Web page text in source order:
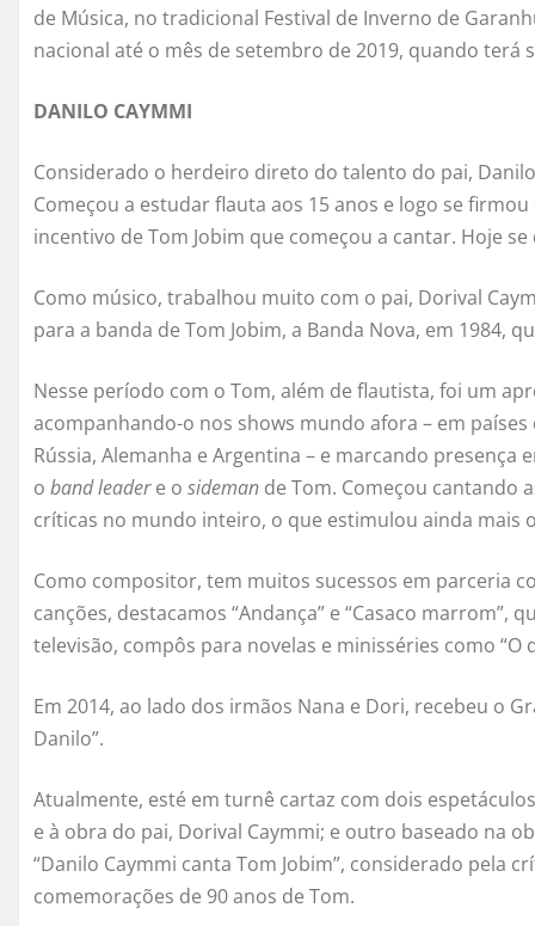
de Música, no tradicional Festival de Inverno de
nacional até o mês de setembro de 2019, quando
DANILO CAYMMI
Considerado o herdeiro direto do talento do pai,
Começou a estudar flauta aos 15 anos e logo se
incentivo de Tom Jobim que começou a cantar. Hoje
Como músico, trabalhou muito com o pai, Dorival
para a banda de Tom Jobim, a Banda Nova, em 1984,
Nesse período com o Tom, além de flautista, foi um
acompanhando-o nos shows mundo afora – em
Rússia, Alemanha e Argentina – e marcando
o band leadere o sideman de Tom. Começou cantando
críticas no mundo inteiro, o que estimulou ainda mais
Como compositor, tem muitos sucessos em parceria
canções, destacamos “Andança” e “Casaco marrom”,
televisão, compôs para novelas e minisséries como “O
Em 2014, ao lado dos irmãos Nana e Dori, recebeu o
Danilo”.
Atualmente, esté em turnê cartaz com dois
e à obra do pai, Dorival Caymmi; e outro baseado na
“Danilo Caymmi canta Tom Jobim”, considerado pela
comemorações de 90 anos de Tom.